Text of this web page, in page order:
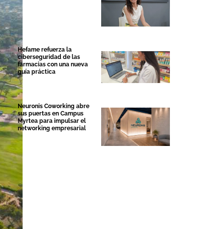
Hefame refuerza la
ciberseguridad de las
farmacias con una nueva
guía práctica
Neuronis Coworking abre
sus puertas en Campus
Myrtea para impulsar el
networking empresarial